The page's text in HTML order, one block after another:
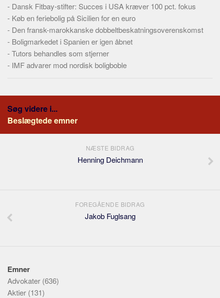
Meta
Dokumenttyper
Emner
Skribenter
Personer
Om
Webstedet
- Dansk Fitbay-stifter: Succes i USA kræver 100 pct. fokus
- Køb en feriebolig på Sicilien for en euro
- Den fransk-marokkanske dobbeltbeskatningsoverenskomst
- Boligmarkedet i Spanien er igen åbnet
-Tutors behandles som stjerner
- IMF advarer mod nordisk boligboble
Søg videre i...
Beslægtede emner
NÆSTE BIDRAG
Henning Deichmann
FOREGÅENDE BIDRAG
Jakob Fuglsang
Emner
Advokater (636)
Aktier (131)